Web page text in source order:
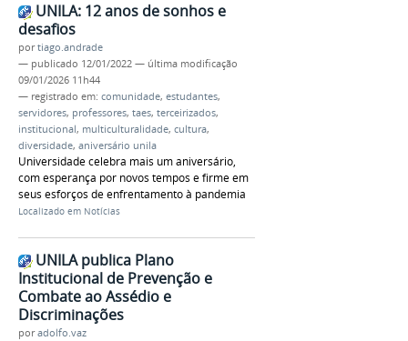
UNILA: 12 anos de sonhos e
desafios
portiago.andrade
— publicado 12/01/2022 — última modificação
09/01/2026 11h44
— registrado em: comunidade, estudantes,
servidores, professores, taes, terceirizados,
institucional, multiculturalidade, cultura,
diversidade, aniversário unila
Universidade celebra mais um aniversário,
com esperança por novos tempos e firme em
seus esforços de enfrentamento à pandemia
Localizado em Notícias
UNILA publica Plano
Institucional de Prevenção e
Combate ao Assédio e
Discriminações
poradolfo.vaz